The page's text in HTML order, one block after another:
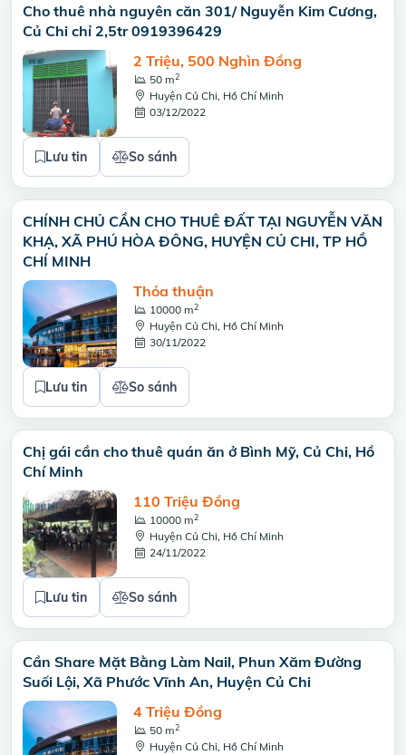
Cho thuê nhà nguyên căn 301/ Nguyễn Kim Cương,
Củ Chi chỉ 2,5tr 0919396429
2 Triệu, 500 Nghìn Đồng
50 m2
Huyện Củ Chi, Hồ Chí Minh
03/12/2022
Lưu tin So sánh
CHÍNH CHỦ CẦN CHO THUÊ ĐẤT TẠI NGUYỄN VĂN
KHẠ, XÃ PHÚ HÒA ĐÔNG, HUYỆN CỦ CHI, TP HỒ
CHÍ MINH
Thỏa thuận
10000 m2
Huyện Củ Chi, Hồ Chí Minh
30/11/2022
Lưu tin So sánh
Chị gái cần cho thuê quán ăn ở Bình Mỹ, Củ Chi, Hồ
Chí Minh
110 Triệu Đồng
10000 m2
Huyện Củ Chi, Hồ Chí Minh
24/11/2022
Lưu tin So sánh
Cần Share Mặt Bằng Làm Nail, Phun Xăm Đường
Suối Lội, Xã Phước Vĩnh An, Huyện Củ Chi
4 Triệu Đồng
50 m2
Huyện Củ Chi, Hồ Chí Minh